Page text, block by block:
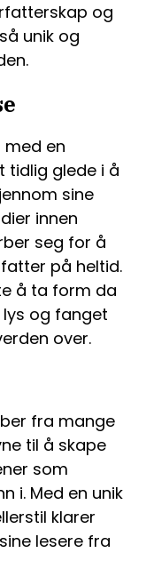
og
unik og
med en
tidlig glede i å
sine
innen
seg for å
på heltid.
å ta form da
og fanget
over.
fra mange
til å skape
som
i. Med en unik
klarer
lesere fra